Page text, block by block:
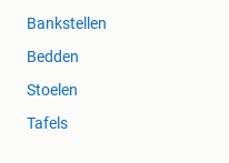
Bankstellen
Bedden
Stoelen
Tafels